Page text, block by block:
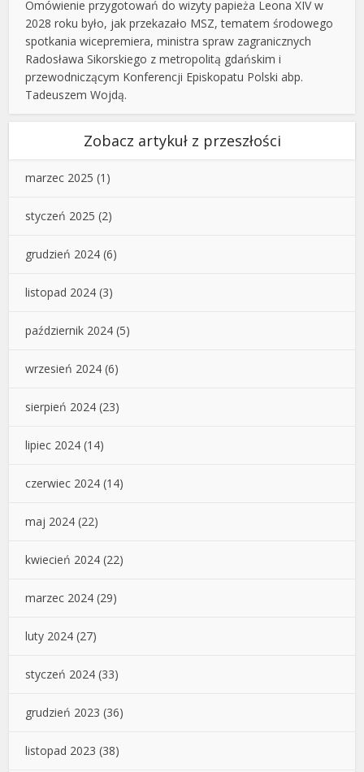
Omówienie przygotowań do wizyty papieża Leona XIV w
2028 roku było, jak przekazało MSZ, tematem środowego
spotkania wicepremiera, ministra spraw zagranicznych
Radosława Sikorskiego z metropolitą gdańskim i
przewodniczącym Konferencji Episkopatu Polski abp.
Tadeuszem Wojdą.
Zobacz artykuł z przeszłości
marzec 2025 (1)
styczeń 2025 (2)
grudzień 2024 (6)
listopad 2024 (3)
październik 2024 (5)
wrzesień 2024 (6)
sierpień 2024 (23)
lipiec 2024 (14)
czerwiec 2024 (14)
maj 2024 (22)
kwiecień 2024 (22)
marzec 2024 (29)
luty 2024 (27)
styczeń 2024 (33)
grudzień 2023 (36)
listopad 2023 (38)